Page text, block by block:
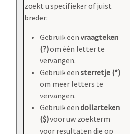
zoekt u specifieker of juist
breder:
Gebruik een vraagteken
(?)om één letter te
vervangen.
Gebruik een sterretje (*)
om meer letters te
vervangen.
Gebruik een dollarteken
($)voor uw zoekterm
voor resultaten die op